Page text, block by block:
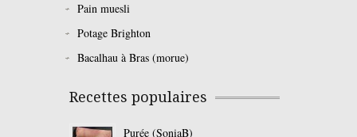
Pain muesli
Potage Brighton
Bacalhau à Bras (morue)
Recettes populaires
Purée (SoniaB)